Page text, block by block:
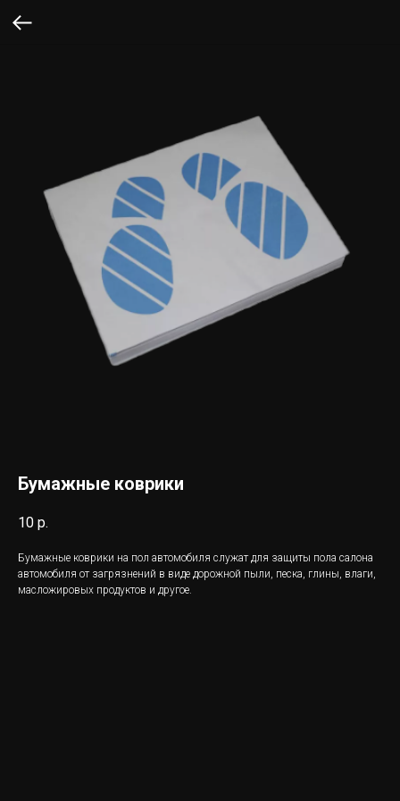
Бумажные коврики
10 р.
Бумажные коврики на пол автомобиля служат для защиты пола салона
автомобиля от загрязнений в виде дорожной пыли, песка, глины, влаги,
масложировых продуктов и другое.